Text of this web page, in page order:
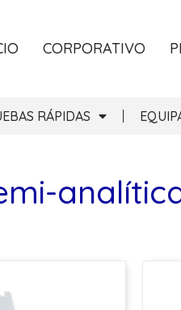
CORPORATIVO
RÁPIDAS